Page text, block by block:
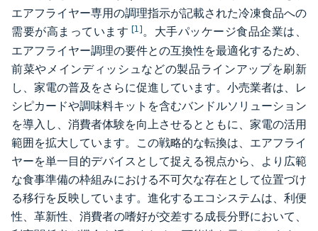
エアフライヤー専用の調理指示が記載された冷凍食品への
需要が高まっています [1]。大手パッケージ食品企業は、
エアフライヤー調理の要件との互換性を最適化するため、
前菜やメインディッシュなどの製品ラインアップを刷新
し、家電の普及をさらに促進しています。小売業者は、レ
シピカードや調味料キットを含むバンドルソリューション
を導入し、消費者体験を向上させるとともに、家電の活用
範囲を拡大しています。この戦略的な転換は、エアフライ
ヤーを単一目的デバイスとして捉える視点から、より広範
な食事準備の枠組みにおける不可欠な存在として位置づけ
る移行を反映しています。進化するエコシステムは、利便
性、革新性、消費者の嗜好が交差する成長分野において、